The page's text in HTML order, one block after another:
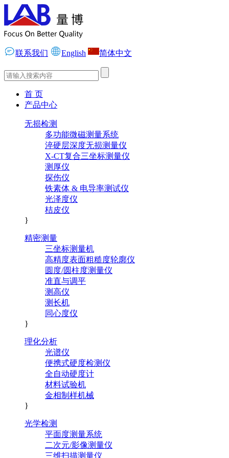
联系我们 English 简体中文
首 页
产品中心
无损检测
多功能微磁测量系统
淬硬层深度无损测量仪
X-CT复合三坐标测量仪
测厚仪
探伤仪
铁素体 & 电导率测试仪
光泽度仪
桔皮仪
}
精密测量
三坐标测量机
高精度表面粗糙度轮廓仪
圆度/圆柱度测量仪
准直与调平
测高仪
测长机
同心度仪
}
理化分析
光谱仪
便携式硬度检测仪
全自动硬度计
材料试验机
金相制样机械
}
光学检测
平面度测量系统
二次元/影像测量仪
三维扫描测量仪